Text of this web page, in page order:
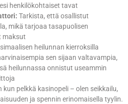
henkilökohtaiset tavat
Tarkista, että osallistut
mikä tarjoaa tasapuolisen
maksut
heilunnan kierroksilla
sen sijaan valtavampia,
heilunnassa onnistut useammin
kun pelkkä kasinopeli – olen seikkailu,
ja spennin erinomaisella tyylin.